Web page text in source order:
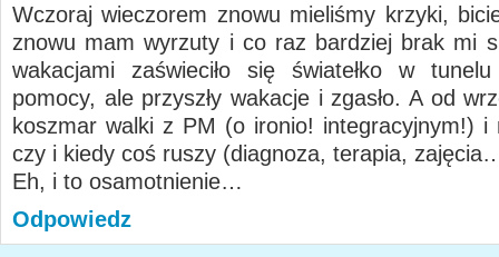
Wczoraj wieczorem znowu mieliśmy krzyki,
znowu mam wyrzuty i co raz bardziej brak mi
wakacjami zaświeciło się światełko w tunelu
pomocy, ale przyszły wakacje i zgasło. A od
koszmar walki z PM (o ironio! integracyjnym!) i
czy i kiedy coś ruszy (diagnoza, terapia,
Eh, i to osamotnienie…
Odpowiedz